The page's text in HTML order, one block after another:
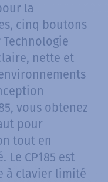
la
cinq boutons
Technologie
nette et
vous obtenez
pour
tout en
CP185 est
à clavier limité